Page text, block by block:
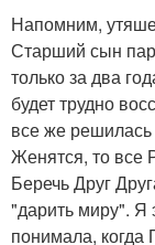
Напомним,
Старший сын
только за два
будет трудно
все же
Женятся, то все
Беречь Друг
"дарить миру". Я
понимала,